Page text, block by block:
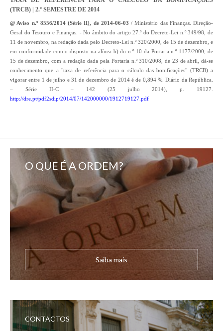
(TRCB) | 2.º SEMESTRE DE 2014
@ Aviso n.º 8556/2014 (Série II), de 2014-06-03 / Ministério das Finanças. Direção-
Geral do Tesouro e Finanças. - No âmbito do artigo 27.º do Decreto-Lei n.º 349/98, de
11 de novembro, na redação dada pelo Decreto-Lei n.º 320/2000, de 15 de dezembro, e
em conformidade com o disposto na alínea b) do n.º 10 da Portaria n.º 1177/2000, de
15 de dezembro, com a redação dada pela Portaria n.º 310/2008, de 23 de abril, dá-se
conhecimento que a "taxa de referência para o cálculo das bonificações" (TRCB) a
vigorar entre 1 de julho e 31 de dezembro de 2014 é de 0,894 %. Diário da República.
– Série II-C – 142 (25 julho 2014), p. 19127.
http://dre.pt/pdf2sdip/2014/07/142000000/1912719127.pdf
O QUE É A ORDEM?
Saiba mais
CONTACTOS